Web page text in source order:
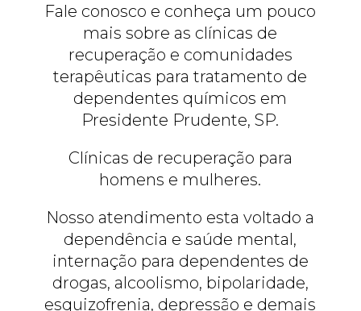
Fale conosco e conheça um pouco
mais sobre as clínicas de
recuperação e comunidades
terapêuticas para tratamento de
dependentes químicos em
Presidente Prudente, SP.
Clínicas de recuperação para
homens e mulheres.
Nosso atendimento esta voltado a
dependência e saúde mental,
internação para dependentes de
drogas, alcoolismo, bipolaridade,
esquizofrenia, depressão e demais